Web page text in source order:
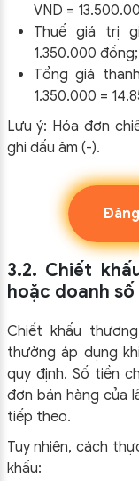
VND =
Thuế giá trị
1.350.000 đồng;
Tổng giá
1.350.000 =
Lưu ý: Hóa đơn
ghi dấu âm (-).
3.2. Chiết
hoặc doanh số
Chiết khấu
thường áp dụng
quy định. Số tiền
đơn bán hàng của
tiếp theo.
Tuy nhiên, cách
khấu: